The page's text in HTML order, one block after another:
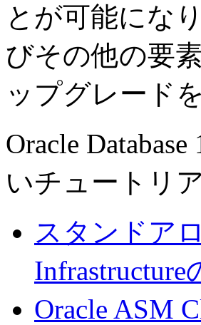
とが可能にな
びその他の要素
ップグレード
Oracle
いチュートリ
スタンドア
Oracle ASM